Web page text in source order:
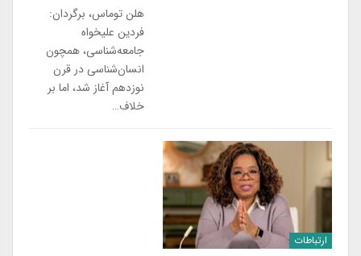
هلن توماس، برگردان:
فردین علیخواه
جامعه‌شناسی، همچون
انسان‌شناسی در قرن
نوزدهم آغاز شد، اما بر
خلاف…
ارتباطات